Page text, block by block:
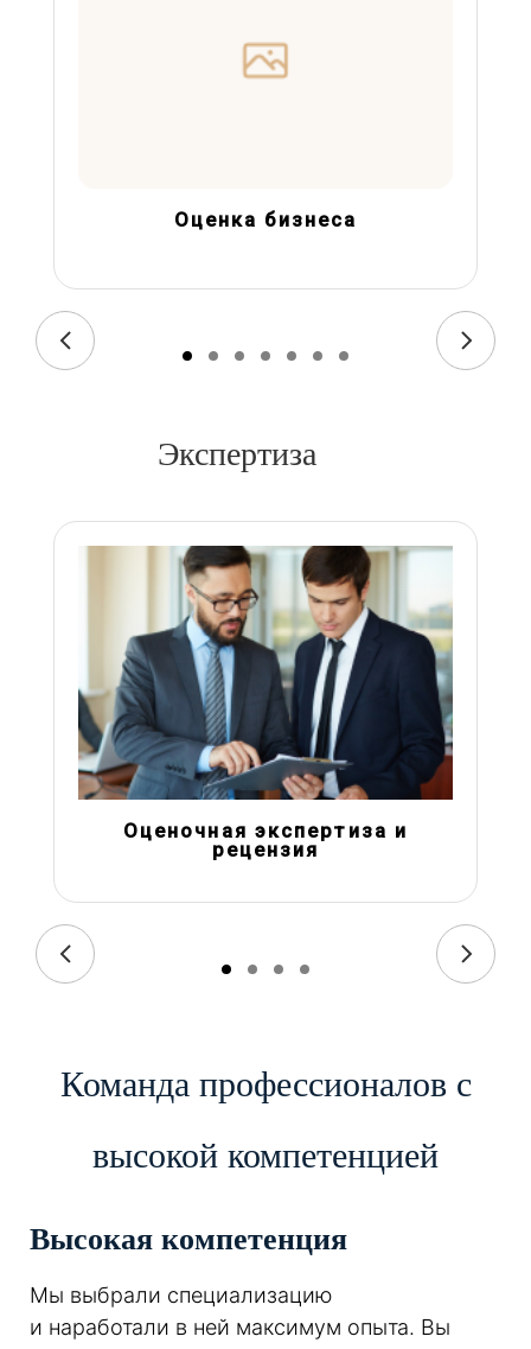
Оценка бизнеса
Экспертиза
Оценочная экспертиза и
рецензия
Команда профессионалов с
высокой компетенцией
Высокая компетенция
Мы выбрали специализацию
и наработали в ней максимум опыта. Вы